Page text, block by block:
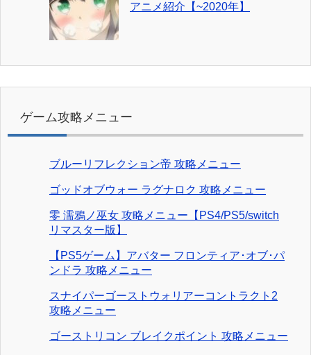
アニメ紹介【~2020年】
ゲーム攻略メニュー
ブルーリフレクション帝 攻略メニュー
ゴッドオブウォー ラグナロク 攻略メニュー
零 濡鴉ノ巫女 攻略メニュー【PS4/PS5/switch
リマスター版】
【PS5ゲーム】アバター フロンティア･オブ･パ
ンドラ 攻略メニュー
スナイパーゴーストウォリアーコントラクト2
攻略メニュー
ゴーストリコン ブレイクポイント 攻略メニュー